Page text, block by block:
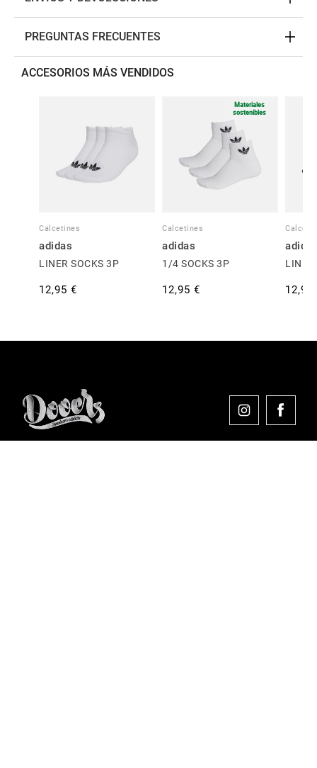
PREGUNTAS FRECUENTES
ACCESORIOS MÁS VENDIDOS
Calcetines
adidas
LINER SOCKS 3P
12,95 €
Materiales
sostenibles
Calcetines
adidas
1/4 SOCKS 3P
12,95 €
LINER
12,95